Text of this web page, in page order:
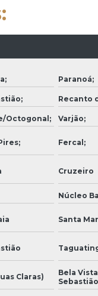
Empresa de
Empresa de
Empresa
Empresa
Empresa
Empresa
Empresa de
Paranoá;
Recanto
Octogonal; Varjão;
Fercal;
Cruzeiro
Núcleo
Santa
Claras)
Bela